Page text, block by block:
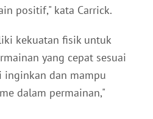
positif," kata Carrick.
kekuatan fisik untuk
yang cepat sesuai
inginkan dan mampu
dalam permainan,"